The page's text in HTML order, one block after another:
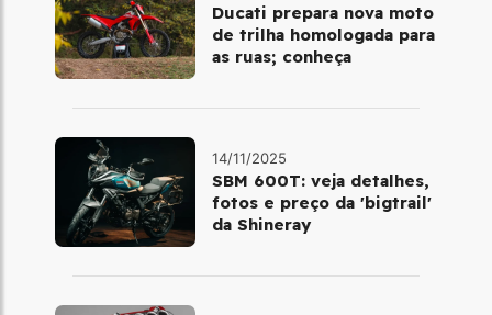
Ducati prepara nova moto
de trilha homologada para
as ruas; conheça
14/11/2025
SBM 600T: veja detalhes,
fotos e preço da 'bigtrail'
da Shineray